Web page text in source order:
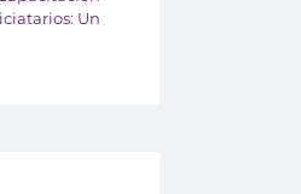
Un